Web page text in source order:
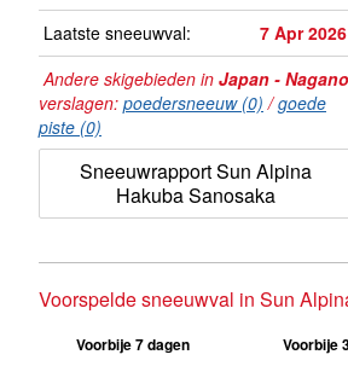
Laatste sneeuwval:
7 Apr 2026
Andere skigebieden in Japan - Nagano
verslagen: poedersneeuw (0) /goede
piste (0)
Sneeuwrapport Sun Alpina
Hakuba Sanosaka
Voorspelde sneeuwval in Sun
Voorbije 7 dagen Voorbije